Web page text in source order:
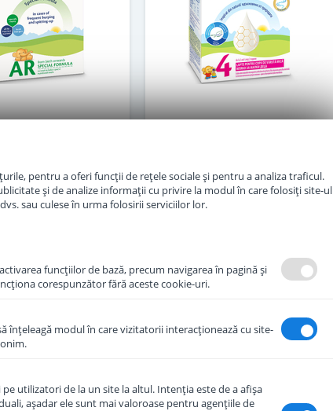
in stoc
Adauga in cos
in stoc
Adauga in cos
pentru a oferi funcții de rețele sociale și pentru a analiza traficul.
și de analize informații cu privire la modul în care folosiți site-ul
sau culese în urma folosirii serviciilor lor.
funcţiilor de bază, precum navigarea în pagină şi
corespunzător fără aceste cookie-uri.
înţeleagă modul în care vizitatorii interacţionează cu site-
utilizatori de la un site la altul. Intenţia este de a afişa
aşadar ele sunt mai valoroase pentru agenţiile de